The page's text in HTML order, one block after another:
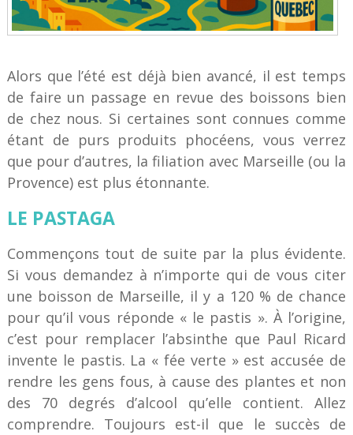
Alors que l’été est déjà bien avancé, il est temps
de faire un passage en revue des boissons bien
de chez nous. Si certaines sont connues comme
étant de purs produits phocéens, vous verrez
que pour d’autres, la filiation avec Marseille (ou la
Provence) est plus étonnante.
LE PASTAGA
Commençons tout de suite par la plus évidente.
Si vous demandez à n’importe qui de vous citer
une boisson de Marseille, il y a 120 % de chance
pour qu’il vous réponde « le pastis ». À l’origine,
c’est pour remplacer l’absinthe que Paul Ricard
invente le pastis. La « fée verte » est accusée de
rendre les gens fous, à cause des plantes et non
des 70 degrés d’alcool qu’elle contient. Allez
comprendre. Toujours est-il que le succès de